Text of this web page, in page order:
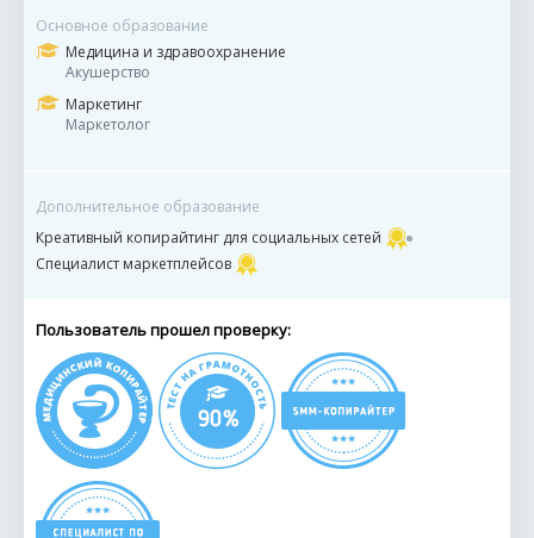
Основное образование
Медицина и здравоохранение
Акушерство
Маркетинг
Маркетолог
Дополнительное образование
Креативный копирайтинг для социальных сетей
Специалист маркетплейсов
Пользователь прошел проверку: